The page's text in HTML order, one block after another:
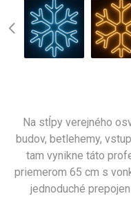
Na stĺpy verejného
budov, betlehemy,
tam vynikne táto
priemerom 65 cm s
jednoduché